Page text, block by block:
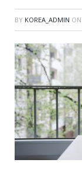
BY KOREA_ADMIN ON